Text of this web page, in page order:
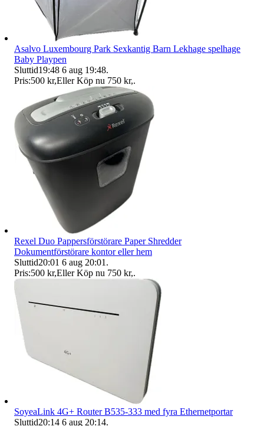
Asalvo Luxembourg Park Sexkantig Barn Lekhage spelhage
Baby Playpen
Sluttid19:48 6 aug 19:48.
Pris:500 kr,Eller Köp nu 750 kr,.
Rexel Duo Pappersförstörare Paper Shredder
Dokumentförstörare kontor eller hem
Sluttid20:01 6 aug 20:01 .
Pris:500 kr,Eller Köp nu 750 kr,.
SoyeaLink 4G+ Router B535-333 med fyra Ethernetportar
Sluttid20:14 6 aug 20:14.